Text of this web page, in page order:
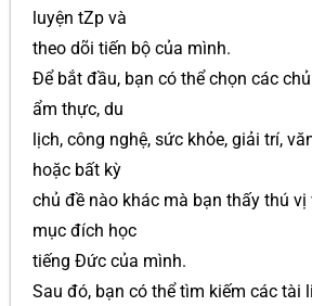
luyện tZp và
theo dõi tiến bộ của mình.
Để bắt đầu, bạn có thể chọn các
ẩm thực, du
lịch, công nghệ, sức khỏe, giải trí,
hoặc bất kỳ
chủ đề nào khác mà bạn thấy thú vị
mục đích học
tiếng Đức của mình.
Sau đó, bạn có thể tìm kiếm các tài